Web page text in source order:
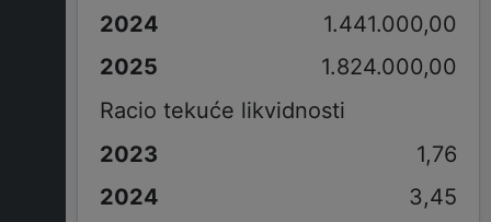
1.441.000,00
1.824.000,00
Racio tekuće likvidnosti
1,76
3,45